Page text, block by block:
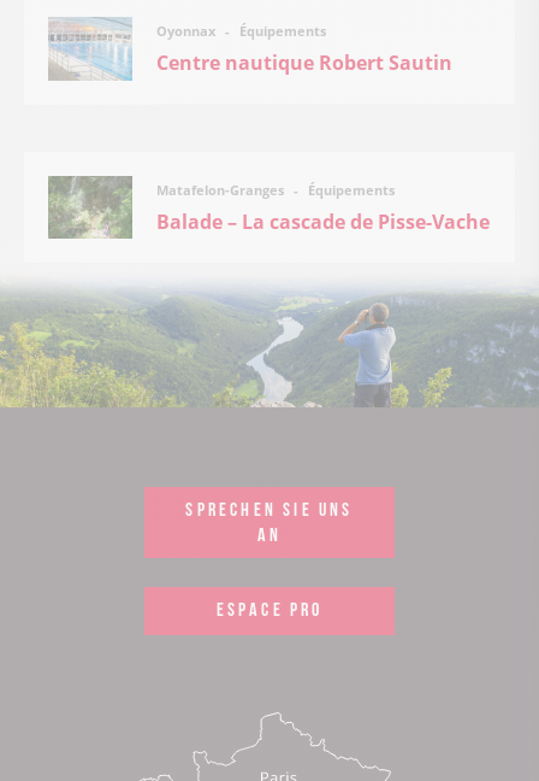
Oyonnax Équipements
Centre nautique Robert Sautin
Matafelon-Granges Équipements
Balade – La cascade de Pisse-Vache
SPRECHEN SIE UNS
AN
ESPACE PRO